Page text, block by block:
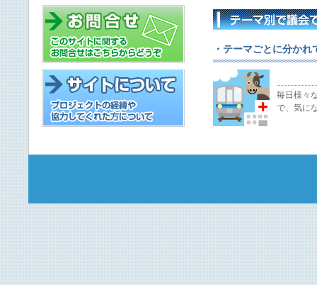
・テーマごとに分か
毎日様々
で、気に